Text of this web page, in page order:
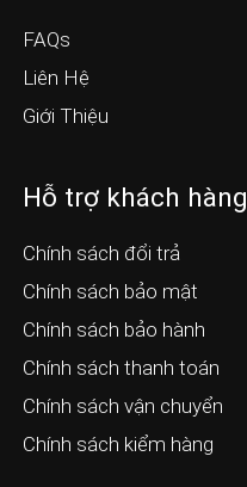
FAQs
Liên Hệ
Giới Thiệu
Hỗ trợ khách hàng
Chính sách đổi trả
Chính sách bảo mật
Chính sách bảo hành
Chính sách thanh toán
Chính sách vận chuyển
Chính sách kiểm hàng